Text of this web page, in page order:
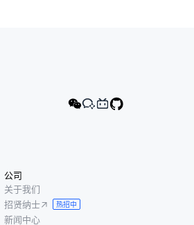
公司
关于我们
招贤纳士
热招中
新闻中心